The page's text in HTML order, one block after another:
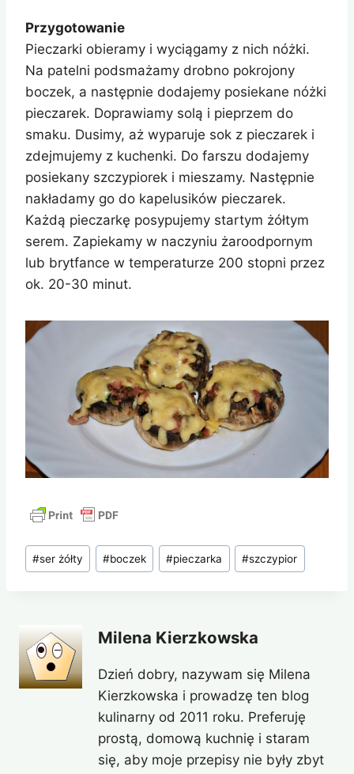
Przygotowanie
Pieczarki obieramy i wyciągamy z nich nóżki.
Na patelni podsmażamy drobno pokrojony
boczek, a następnie dodajemy posiekane nóżki
pieczarek. Doprawiamy solą i pieprzem do
smaku. Dusimy, aż wyparuje sok z pieczarek i
zdejmujemy z kuchenki. Do farszu dodajemy
posiekany szczypiorek i mieszamy. Następnie
nakładamy go do kapelusików pieczarek.
Każdą pieczarkę posypujemy startym żółtym
serem. Zapiekamy w naczyniu żaroodpornym
lub brytfance w temperaturze 200 stopni przez
ok. 20-30 minut.
Tagi
wpisu:
#ser żółty #boczek #pieczarka #szczypior
Milena Kierzkowska
Dzień dobry, nazywam się Milena
Kierzkowska i prowadzę ten blog
kulinarny od 2011 roku. Preferuję
prostą, domową kuchnię i staram
się, aby moje przepisy nie były zbyt